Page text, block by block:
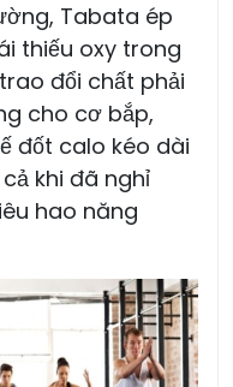
Tabata ép
thiếu oxy trong
đổi chất phải
cho cơ bắp,
đốt calo kéo dài
khi đã nghỉ
hao năng